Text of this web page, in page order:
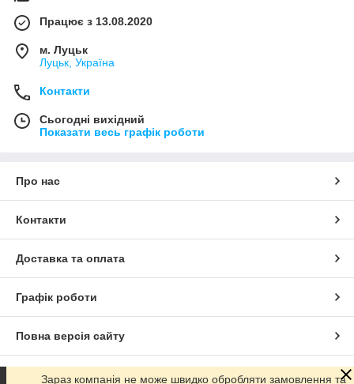
Працює з 13.08.2020
м. Луцьк
Луцьк, Україна
Контакти
Сьогодні вихідний
Показати весь графік роботи
Про нас
Контакти
Доставка та оплата
Графік роботи
Повна версія сайту
Сайт створено на маркетплейсі Prom.ua
Зараз компанія не може швидко обробляти замовлення та